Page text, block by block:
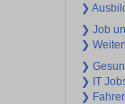
❯
❯ Job
❯
❯
❯ IT
❯